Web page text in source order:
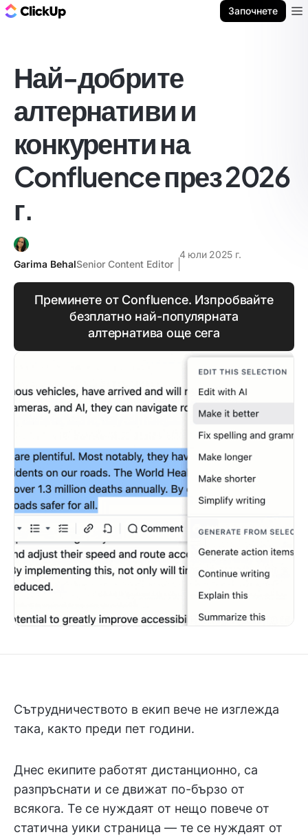
Започнете
Най-добрите
алтернативи и
конкуренти на
Confluence през 2026
г.
Garima BehalSenior Content Editor
4 юли 2025 г.
Преминете от Confluence. Изпробвайте
безплатно най-популярната
алтернатива още сега
Сътрудничеството в екип вече не изглежда
така, както преди пет години.
Днес екипите работят дистанционно, са
разпръснати и се движат по-бързо от
всякога. Те се нуждаят от нещо повече от
статична уики страница — те се нуждаят от